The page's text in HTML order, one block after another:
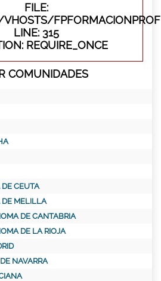
FILE:
LINE: 315
REQUIRE_ONCE
COMUNIDADES
CEUTA
MELILLA
DE CANTABRIA
DE LA RIOJA
NAVARRA